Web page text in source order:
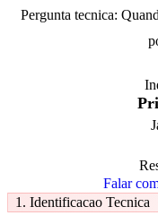
Pergunta tecnica:
Falar
1. Identificacao Tecnica